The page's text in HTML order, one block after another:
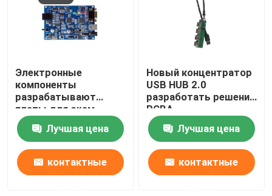
Электронные
компоненты
разрабатывают
платы для схем
поставщик PCBA
Лучшая цена
контактные
Новый концентратор
USB HUB 2.0
разработать решение
PCBA
Лучшая цена
контактные